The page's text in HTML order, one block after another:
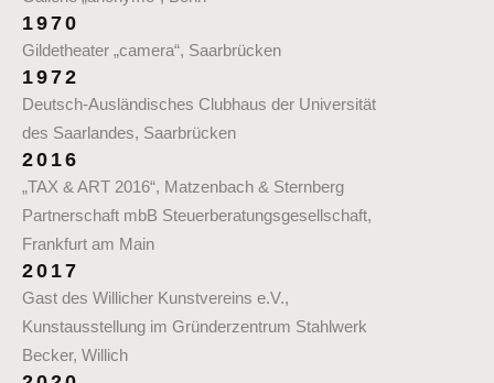
1970
Gildetheater „camera“, Saarbrücken
1972
Deutsch-Ausländisches Clubhaus der Universität
des Saarlandes, Saarbrücken
2016
„TAX & ART 2016“, Matzenbach & Sternberg
Partnerschaft mbB Steuerberatungsgesellschaft,
Frankfurt am Main
2017
Gast des Willicher Kunstvereins e.V.,
Kunstausstellung im Gründerzentrum Stahlwerk
Becker, Willich